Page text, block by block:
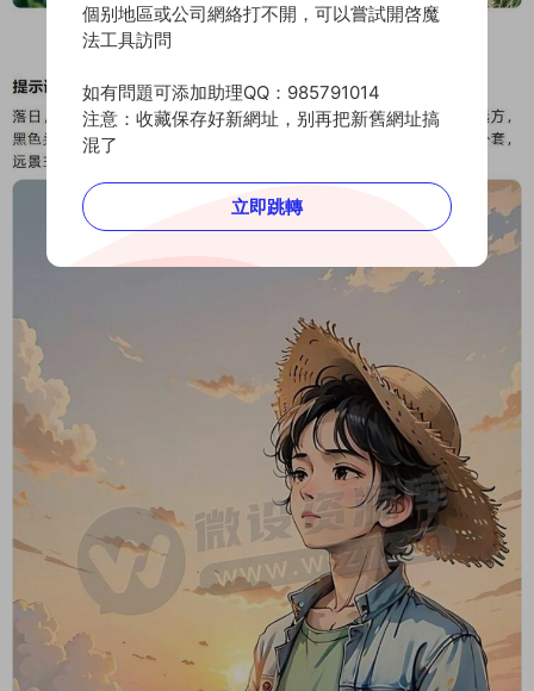
個别地區或公司網絡打不開，可以嘗試開啓魔
法工具訪問
如有問題可添加助理QQ：985791014
注意：收藏保存好新網址，别再把新舊網址搞
混了
立即跳轉